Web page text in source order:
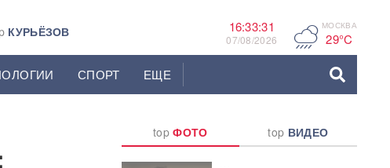
КУРЬЁЗОВ 16:33:32
07/08/2026 F МОСКВА
29°C
СПОРТ ЕЩЕ
topФОТО top ВИДЕО